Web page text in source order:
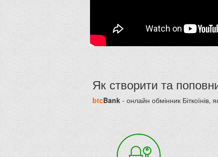
Як створити та
btcBank - онлайн обмінник Біткоїнів,